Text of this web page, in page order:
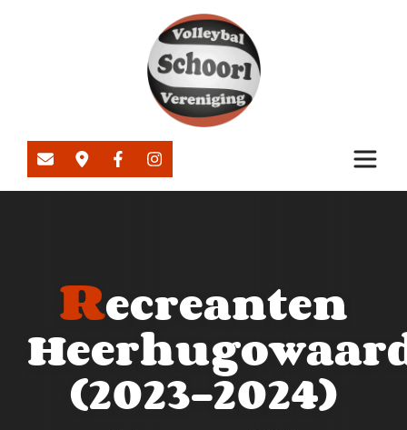
Recreanten
(2023-2024)